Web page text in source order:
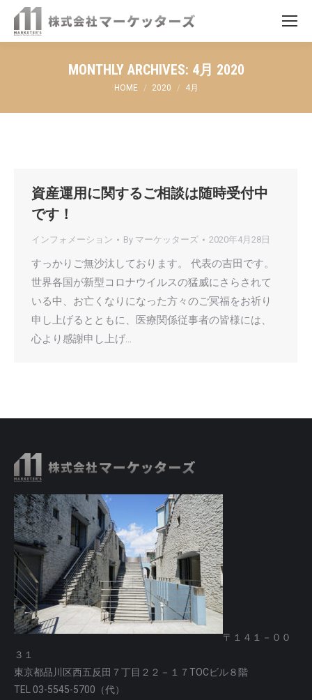
MONTHLY ARCHIVES: 4月 2020
You are here:
HOME 2020 4月
資産運用に関するご相談は随時受付中
です！
インフォメーション By マーケッターズ 2020年4月28日
すっかりご無沙汰しております。 代表の吉田です。
世界各国が新型コロナウイルスの猛威にさらされて
いる中、お亡くなりになった方々のご冥福をお祈り
申し上げるとともに、医療関係従事者の皆様には、
心より感謝申し上げ…
〒１４１－００
３１
東京都品川区西五反田７丁目２２－１７TOCビル８階
TEL 03-5545-5700（代）